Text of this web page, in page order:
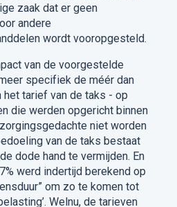
zaak dat er geen
andere
wordt vooropgesteld.
van de voorgestelde
specifiek de méér dan
het tarief van de taks - op
die werden opgericht binnen
niet worden
van de taks bestaat
dode hand te vermijden. En
werd indertijd berekend op
om zo te komen tot
Welnu, de tarieven